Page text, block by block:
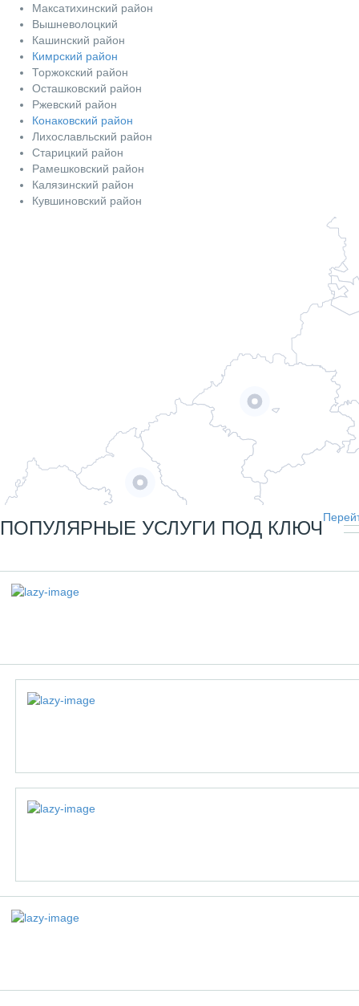
Максатихинский район
Вышневолоцкий
Кашинский район
Кимрский район
Торжокский район
Осташковский район
Ржевский район
Конаковский район
Лихославльский район
Старицкий район
Рамешковский район
Калязинский район
Кувшиновский район
ПОПУЛЯРНЫЕ УСЛУГИ ПОД КЛЮЧ